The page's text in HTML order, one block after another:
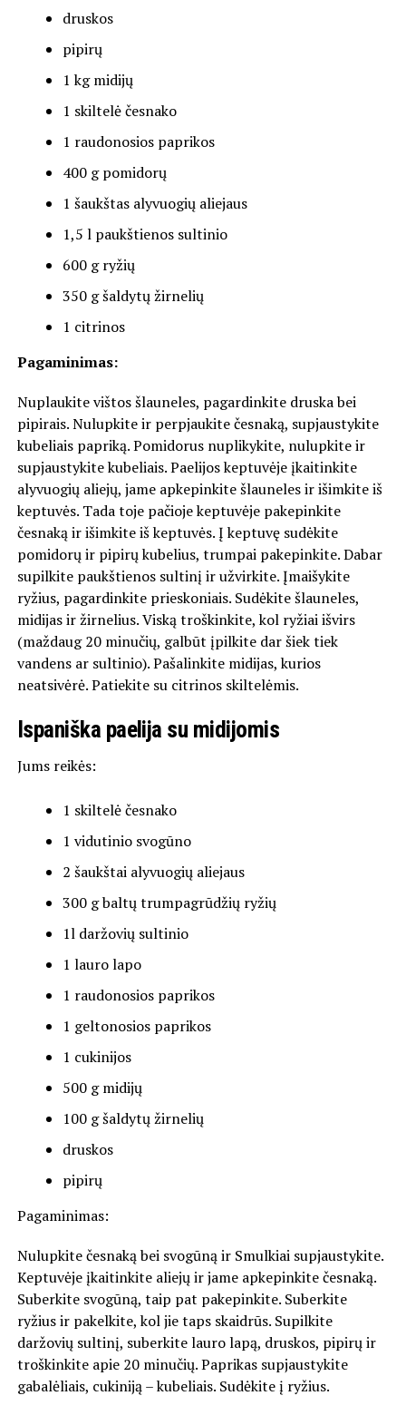
druskos
pipirų
1 kg midijų
1 skiltelė česnako
1 raudonosios paprikos
400 g pomidorų
1 šaukštas alyvuogių aliejaus
1,5 l paukštienos sultinio
600 g ryžių
350 g šaldytų žirnelių
1 citrinos
Pagaminimas:
Nuplaukite vištos šlauneles, pagardinkite druska bei
pipirais. Nulupkite ir perpjaukite česnaką, supjaustykite
kubeliais papriką. Pomidorus nuplikykite, nulupkite ir
supjaustykite kubeliais. Paelijos keptuvėje įkaitinkite
alyvuogių aliejų, jame apkepinkite šlauneles ir išimkite iš
keptuvės. Tada toje pačioje keptuvėje pakepinkite
česnaką ir išimkite iš keptuvės. Į keptuvę sudėkite
pomidorų ir pipirų kubelius, trumpai pakepinkite. Dabar
supilkite paukštienos sultinį ir užvirkite. Įmaišykite
ryžius, pagardinkite prieskoniais. Sudėkite šlauneles,
midijas ir žirnelius. Viską troškinkite, kol ryžiai išvirs
(maždaug 20 minučių, galbūt įpilkite dar šiek tiek
vandens ar sultinio). Pašalinkite midijas, kurios
neatsivėrė. Patiekite su citrinos skiltelėmis.
Ispaniška paelija su midijomis
Jums reikės:
1 skiltelė česnako
1 vidutinio svogūno
2 šaukštai alyvuogių aliejaus
300 g baltų trumpagrūdžių ryžių
1l daržovių sultinio
1 lauro lapo
1 raudonosios paprikos
1 geltonosios paprikos
1 cukinijos
500 g midijų
100 g šaldytų žirnelių
druskos
pipirų
Pagaminimas:
Nulupkite česnaką bei svogūną ir Smulkiai supjaustykite.
Keptuvėje įkaitinkite aliejų ir jame apkepinkite česnaką.
Suberkite svogūną, taip pat pakepinkite. Suberkite
ryžius ir pakelkite, kol jie taps skaidrūs. Supilkite
daržovių sultinį, suberkite lauro lapą, druskos, pipirų ir
troškinkite apie 20 minučių. Paprikas supjaustykite
gabalėliais, cukiniją – kubeliais. Sudėkite į ryžius.